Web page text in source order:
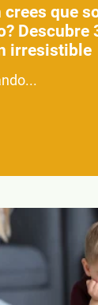
crees que
Descubre
irresistible